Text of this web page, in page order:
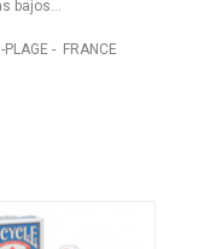
bajos...
- FRANCE